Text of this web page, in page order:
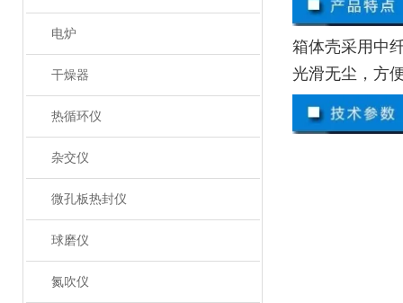
电炉
干燥器
热循环仪
杂交仪
微孔板热封仪
球磨仪
氮吹仪
箱体壳采用中
光滑无尘，方